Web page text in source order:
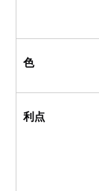
色
利点